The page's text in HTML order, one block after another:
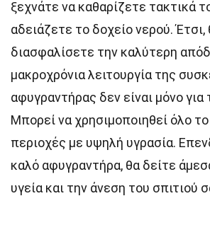
ξεχνάτε να καθαρίζετε τακτικά
αδειάζετε το δοχείο νερού. Έτσι,
διασφαλίσετε την καλύτερη
μακροχρόνια λειτουργία της
αφυγραντήρας δεν είναι μόνο για
Μπορεί να χρησιμοποιηθεί όλο
περιοχές με υψηλή υγρασία.
καλό αφυγραντήρα, θα δείτε
υγεία και την άνεση του σπιτιού